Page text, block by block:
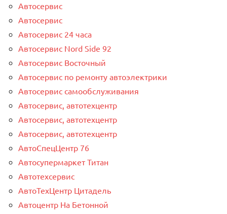
Автосервис
Автосервис
Автосервис 24 часа
Автосервис Nord Side 92
Автосервис Восточный
Автосервис по ремонту автоэлектрики
Автосервис самообслуживания
Автосервис, автотехцентр
Автосервис, автотехцентр
Автосервис, автотехцентр
АвтоСпецЦентр 76
Автосупермаркет Титан
Автотехсервис
АвтоТехЦентр Цитадель
Автоцентр На Бетонной